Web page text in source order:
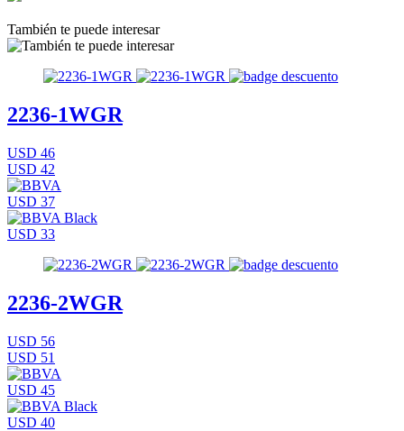
También te puede interesar
2236-1WGR
USD 46
USD 42
USD 37
USD 33
2236-2WGR
USD 56
USD 51
USD 45
USD 40